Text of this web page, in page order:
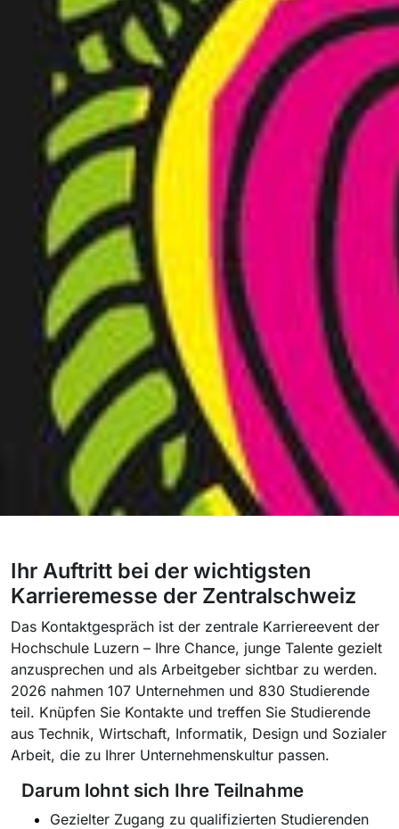
Ihr Auftritt bei der wichtigsten
Karrieremesse der Zentralschweiz
Das Kontaktgespräch ist der zentrale Karriereevent der
Hochschule Luzern – Ihre Chance, junge Talente gezielt
anzusprechen und als Arbeitgeber sichtbar zu werden.
2026 nahmen 107 Unternehmen und 830 Studierende
teil. Knüpfen Sie Kontakte und treffen Sie Studierende
aus Technik, Wirtschaft, Informatik, Design und Sozialer
Arbeit, die zu Ihrer Unternehmenskultur passen.
Darum lohnt sich Ihre Teilnahme
Gezielter Zugang zu qualifizierten Studierenden